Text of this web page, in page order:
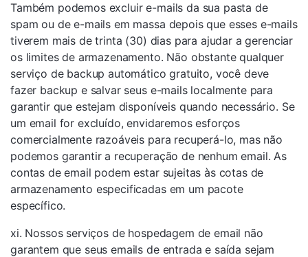
Também podemos excluir e-mails da sua pasta de
spam ou de e-mails em massa depois que esses e-mails
tiverem mais de trinta (30) dias para ajudar a gerenciar
os limites de armazenamento. Não obstante qualquer
serviço de backup automático gratuito, você deve
fazer backup e salvar seus e-mails localmente para
garantir que estejam disponíveis quando necessário. Se
um email for excluído, envidaremos esforços
comercialmente razoáveis ​​para recuperá-lo, mas não
podemos garantir a recuperação de nenhum email. As
contas de email podem estar sujeitas às cotas de
armazenamento especificadas em um pacote
específico.
xi. Nossos serviços de hospedagem de email não
garantem que seus emails de entrada e saída sejam